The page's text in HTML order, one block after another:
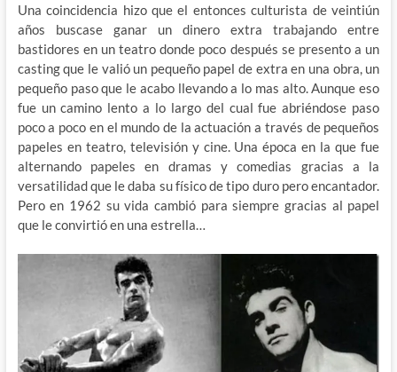
Una coincidencia hizo que el entonces culturista de veintiún
años buscase ganar un dinero extra trabajando entre
bastidores en un teatro donde poco después se presento a un
casting que le valió un pequeño papel de extra en una obra, un
pequeño paso que le acabo llevando a lo mas alto. Aunque eso
fue un camino lento a lo largo del cual fue abriéndose paso
poco a poco en el mundo de la actuación a través de pequeños
papeles en teatro, televisión y cine. Una época en la que fue
alternando papeles en dramas y comedias gracias a la
versatilidad que le daba su físico de tipo duro pero encantador.
Pero en 1962 su vida cambió para siempre gracias al papel
que le convirtió en una estrella…